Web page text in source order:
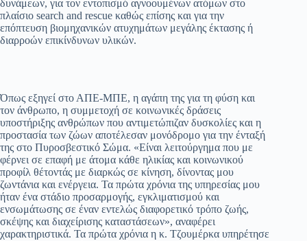
δυνάμεων, για τον εντοπισμό αγνοουμένων ατόμων στο
πλαίσιο search and rescue καθώς επίσης και για την
επόπτευση βιομηχανικών ατυχημάτων μεγάλης έκτασης ή
διαρροών επικίνδυνων υλικών.
Όπως εξηγεί στο ΑΠΕ-ΜΠΕ, η αγάπη της για τη φύση και
τον άνθρωπο, η συμμετοχή σε κοινωνικές δράσεις
υποστήριξης ανθρώπων που αντιμετώπιζαν δυσκολίες και η
προστασία των ζώων αποτέλεσαν μονόδρομο για την ένταξή
της στο Πυροσβεστικό Σώμα. «Είναι λειτούργημα που με
φέρνει σε επαφή με άτομα κάθε ηλικίας και κοινωνικού
προφίλ θέτοντάς με διαρκώς σε κίνηση, δίνοντας μου
ζωντάνια και ενέργεια. Τα πρώτα χρόνια της υπηρεσίας μου
ήταν ένα στάδιο προσαρμογής, εγκλιματισμού και
ενσωμάτωσης σε έναν εντελώς διαφορετικό τρόπο ζωής,
σκέψης και διαχείρισης καταστάσεων», αναφέρει
χαρακτηριστικά. Τα πρώτα χρόνια η κ. Τζουμέρκα υπηρέτησε